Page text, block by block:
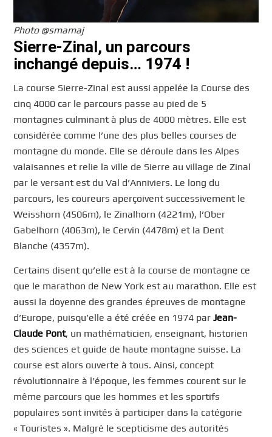
Photo @smamaj
Sierre-Zinal, un parcours
inchangé depuis… 1974 !
La course Sierre-Zinal est aussi appelée la Course des
cinq 4000 car le parcours passe au pied de 5
montagnes culminant à plus de 4000 mètres. Elle est
considérée comme l’une des plus belles courses de
montagne du monde. Elle se déroule dans les Alpes
valaisannes et relie la ville de Sierre au village de Zinal
par le versant est du Val d’Anniviers. Le long du
parcours, les coureurs aperçoivent successivement le
Weisshorn (4506m), le Zinalhorn (4221m), l’Ober
Gabelhorn (4063m), le Cervin (4478m) et la Dent
Blanche (4357m).
Certains disent qu’elle est à la course de montagne ce
que le marathon de New York est au marathon. Elle est
aussi la doyenne des grandes épreuves de montagne
d’Europe, puisqu’elle a été créée en 1974 parJean-
Claude Pont, un mathématicien, enseignant, historien
des sciences et guide de haute montagne suisse. La
course est alors ouverte à tous. Ainsi, concept
révolutionnaire à l’époque, les femmes courent sur le
même parcours que les hommes et les sportifs
populaires sont invités à participer dans la catégorie
« Touristes ». Malgré le scepticisme des autorités